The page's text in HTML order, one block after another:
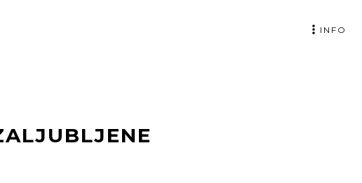
INFO